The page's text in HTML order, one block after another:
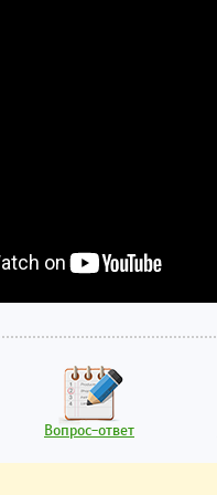
Вопрос-ответ